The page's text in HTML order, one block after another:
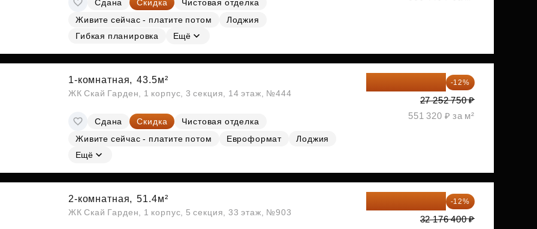
Субсидии
Сдана Скидка
Чистовая отделка
Живите сейчас - платите потом
Лоджия
Гибкая планировка
Ещё
1-комнатная, 43.5м²
ЖК Скай Гарден, 1 корпус, 3 секция, 14 этаж, №444
Сдана Скидка
Чистовая отделка
Живите сейчас - платите потом
Евроформат
Лоджия
Ещё
-12%
27 252 750 ₽
551 320 ₽ за м²
2-комнатная, 51.4м²
ЖК Скай Гарден, 1 корпус, 5 секция, 33 этаж, №903
-12%
32 176 400 ₽